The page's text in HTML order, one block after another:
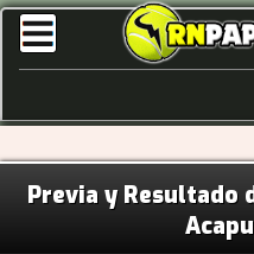
Previa y Resultado